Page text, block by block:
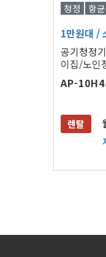
청정 항균
1만원대 /
공기청정
이집/노인
AP-
렌탈